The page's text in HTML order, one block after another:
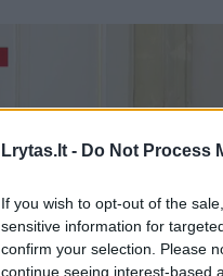
Lrytas.lt - Do Not Process
If you wish to opt-out of the
sensitive information for
confirm your selection. Please
continue seeing interest-based